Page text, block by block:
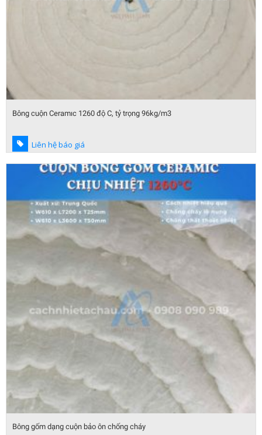
Bông cuộn Ceramıc 1260 độ C, tỷ trọng 96kg/m3
Liên hệ báo giá
Bông gốm dạng cuộn bảo ôn chống cháy